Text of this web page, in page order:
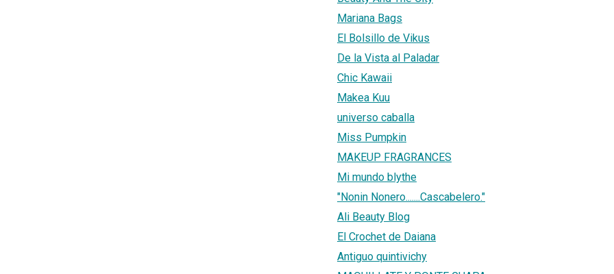
Mariana Bags
El Bolsillo de Vikus
De la Vista al Paladar
Chic Kawaii
Makea Kuu
universo caballa
Miss Pumpkin
MAKEUP FRAGRANCES
Mi mundo blythe
"Nonin Nonero.......Cascabelero."
Ali Beauty Blog
El Crochet de Daiana
Antiguo quintivichy